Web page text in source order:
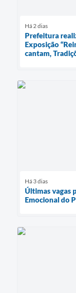
Há 2 dias
Prefeitura
Exposição
cantam,
Há 3 dias
Últimas vagas
Emocional do